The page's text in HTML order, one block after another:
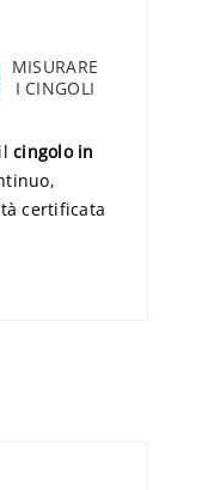
MISURARE
I CINGOLI
cingolo in
certificata